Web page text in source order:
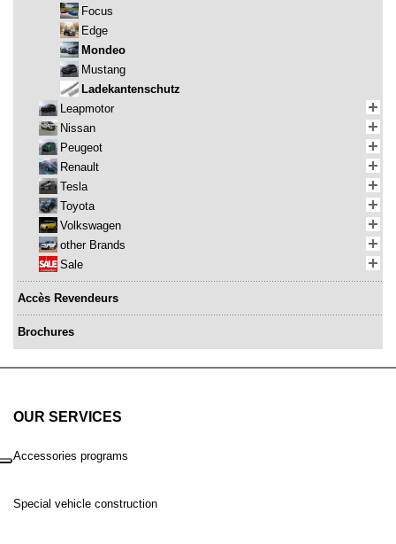
Focus
Edge
Mondeo
Mustang
Ladekantenschutz
Leapmotor
Nissan
Peugeot
Renault
Tesla
Toyota
Volkswagen
other Brands
Sale
Accès Revendeurs
Brochures
OUR SERVICES
Accessories programs
Special vehicle construction